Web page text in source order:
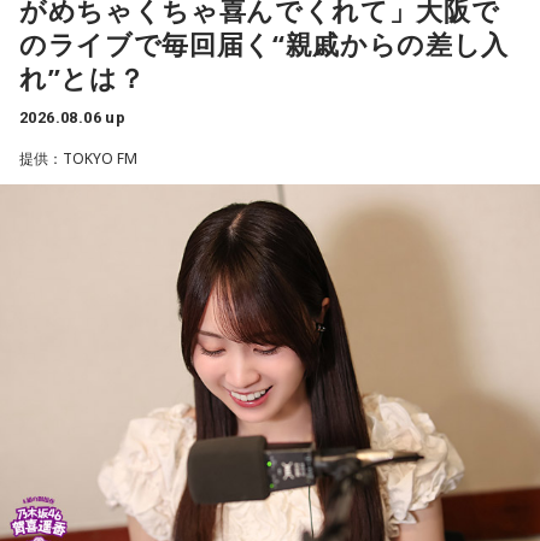
TCC Therapy Parkは「馬を救い、人を助ける」をコンセプト
に、競走馬として活躍した後、ケガやさまざまな事情によっ
て引退を余儀なくされた馬たちの新たな居場所を提供する施
設。引退後すぐに次の活躍先が決まらない馬たちの受け皿と
施設で話を聞いた菅井は、「そういう場所があってよかった
な、素晴らしい素敵な取り組みだなと実際に行かせていただ
いて思いました」と感想を述べ、競走生活を終えた馬たちが
新たな役割を得られる環境の大切さを実感したという。
また、菅井は競馬の仕事をきっかけにTCCの活動を知ったそ
うで、東京都内にある「BafunYasai TCC CAFE」にも訪れた
ことがあるという。そこで新鮮な野菜を味わったり馬関連グ
ッズを購入した経験を紹介し、店舗での利用が馬たちの支援
につながることから、興味を持った人へ足を運ぶことを呼び
がめちゃくちゃ喜んでくれて」大阪で
のライブで毎回届く“親戚からの差し入
れ”とは？
2026.08.06 up
提供：TOKYO FM